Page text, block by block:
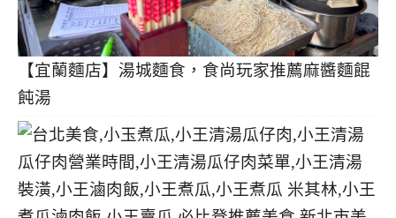
【宜蘭麵店】湯城麵食，食尚玩家推薦麻醬麵餛
飩湯